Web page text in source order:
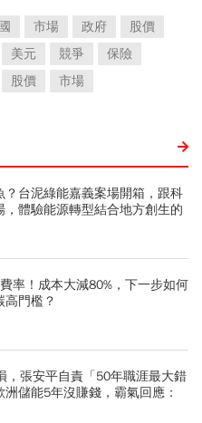
市場 政府
股價
美元 競爭
保險
股價 市場
？台泥綠能嘉義案場開箱，跟科
，體驗能源轉型結合地方創生的
率！成本大減80%，下一步如何
高門檻？
，張安平自責「50年職涯最大錯
儲能5年沒賺錢，霸氣回應：